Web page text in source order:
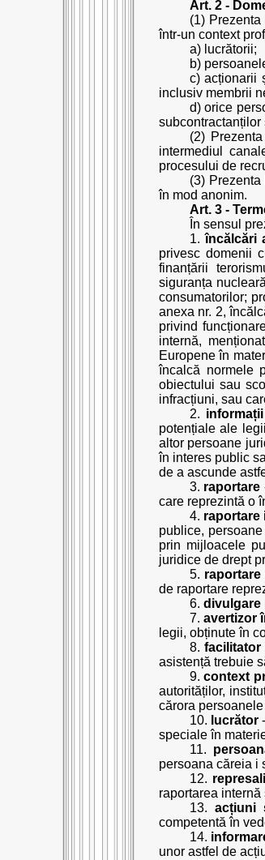
Art. 2 -
(1)
într-un context
a) lucrătorii;
b)
c) acționarii
inclusiv membrii
d) orice
subcontractanților
(2)
intermediul
procesului de
(3)
în mod anonim.
Art. 3 -
În sensul
1.încălcări
privesc domenii
finanțării
siguranța
consumatorilor;
anexa nr. 2,
privind
internă,
Europene în
încalcă normele
obiectului sau
infracțiuni, sau
2.
potențiale ale
altor persoane
în interes public
de a ascunde
3. raportare
care reprezintă o
4. raportare
publice,
prin mijloacele
juridice de drept
5. raportare
de raportare
6. divulgare
7. avertizor
legii, obținute în
8. facilitator
asistență trebuie
9.context
autorităților,
cărora
10. lucrător
speciale în
11.
persoana căreia i
12.
raportarea
13. acțiuni
competentă în
14.
unor astfel de